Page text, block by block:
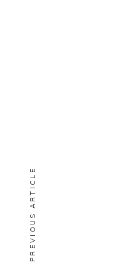
PREVIOUS ARTICLE